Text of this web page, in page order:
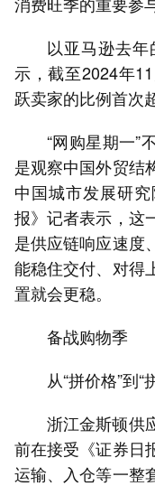
以亚马逊去
示，截至2024年
跃卖家的比例首次
“网购星期一”
是观察中国外贸结
中国城市发展研
报》记者表示，这
是供应链响应速度
能稳住交付、对得
置就会更稳。
备战购物季
从“拼价格”到“
浙江金斯顿供
前在接受《证券日
运输、入仓等一整